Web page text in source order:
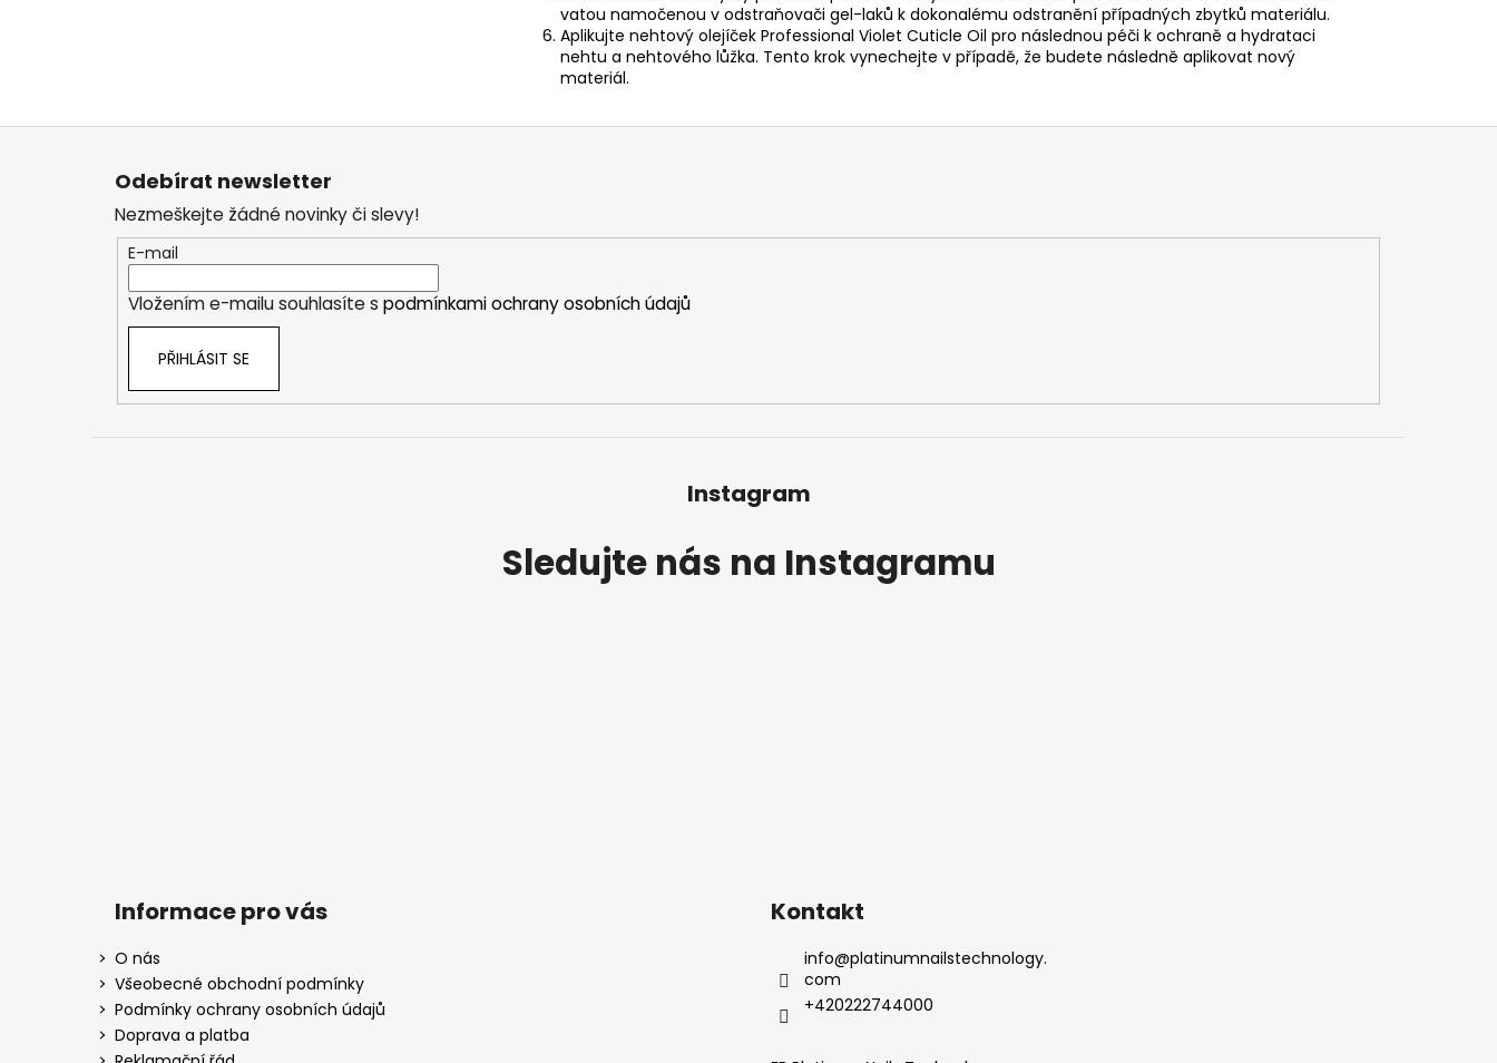
vatou namočenou v odstraňovači gel-laků k dokonalému odstranění případných zbytků materiálu.
Aplikujte nehtový olejíček Professional Violet Cuticle Oil pro následnou péči k ochraně a hydrataci
nehtu a nehtového lůžka. Tento krok vynechejte v případě, že budete následně aplikovat nový
materiál.
Z
Odebírat newsletter
Nezmeškejte žádné novinky či slevy!
E-mail
Vložením e-mailu souhlasíte s podmínkami ochrany osobních údajů
PŘIHLÁSIT SE
Instagram
Sledujte nás na Instagramu
Informace pro vás
O nás
Všeobecné obchodní podmínky
Podmínky ochrany osobních údajů
Doprava a platba
Kontakt
info@platinumnailstechnology.
com
+420222744000